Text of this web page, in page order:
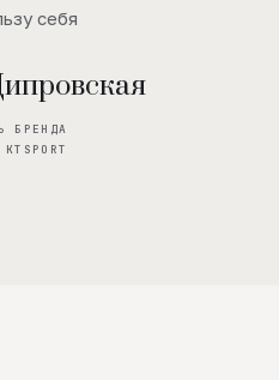
себя
БРЕНДА